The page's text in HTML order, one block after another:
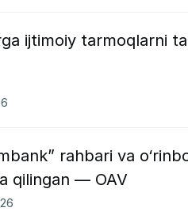
ijtimoiy tarmoqlarni
rahbari va
qilingan — OAV